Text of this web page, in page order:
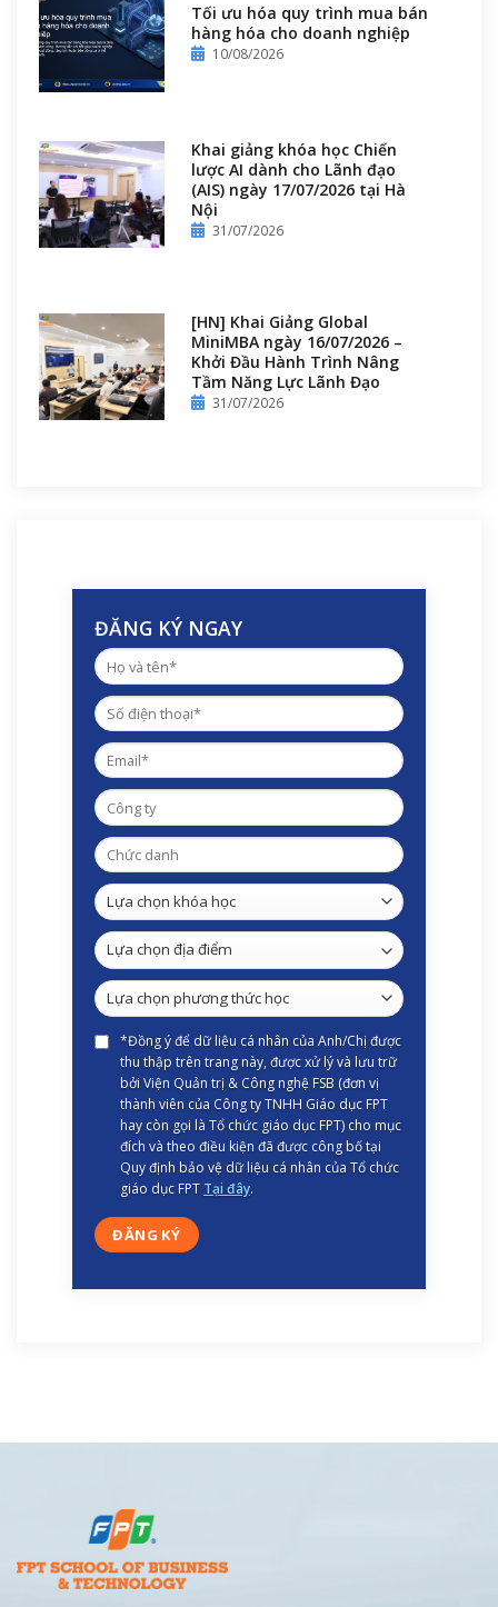
Tối ưu hóa quy trình mua bán
hàng hóa cho doanh nghiệp
10/08/2026
Khai giảng khóa học Chiến
lược AI dành cho Lãnh đạo
(AIS) ngày 17/07/2026 tại Hà
Nội
31/07/2026
[HN] Khai Giảng Global
MiniMBA ngày 16/07/2026 –
Khởi Đầu Hành Trình Nâng
Tầm Năng Lực Lãnh Đạo
31/07/2026
ĐĂNG KÝ NGAY
*Đồng ý để dữ liệu cá nhân của Anh/Chị được
thu thập trên trang này, được xử lý và lưu trữ
bởi Viện Quản trị & Công nghệ FSB (đơn vị
thành viên của Công ty TNHH Giáo dục FPT
hay còn gọi là Tổ chức giáo dục FPT) cho mục
đích và theo điều kiện đã được công bố tại
Quy định bảo vệ dữ liệu cá nhân của Tổ chức
giáo dục FPT Tại đây.